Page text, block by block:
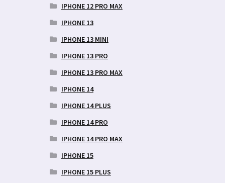
IPHONE 12 PRO MAX
IPHONE 13
IPHONE 13 MINI
IPHONE 13 PRO
IPHONE 13 PRO MAX
IPHONE 14
IPHONE 14 PLUS
IPHONE 14 PRO
IPHONE 14 PRO MAX
IPHONE 15
IPHONE 15 PLUS